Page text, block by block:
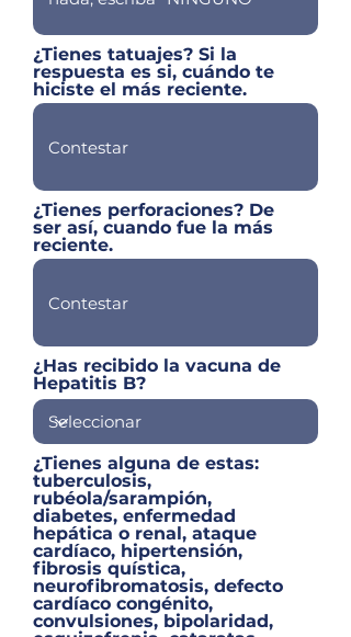
¿Tienes tatuajes? Si la
respuesta es si, cuándo te
hiciste el más reciente.
¿Tienes perforaciones? De
ser así, cuando fue la más
reciente.
¿Has recibido la vacuna de
Hepatitis B?
¿Tienes alguna de estas:
tuberculosis,
rubéola/sarampión,
diabetes, enfermedad
hepática o renal, ataque
cardíaco, hipertensión,
fibrosis quística,
neurofibromatosis, defecto
cardíaco congénito,
convulsiones, bipolaridad,